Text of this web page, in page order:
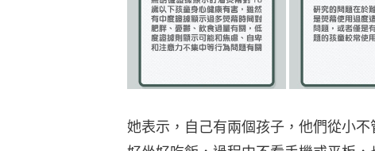
她表示，自己有兩個孩子，他們從小